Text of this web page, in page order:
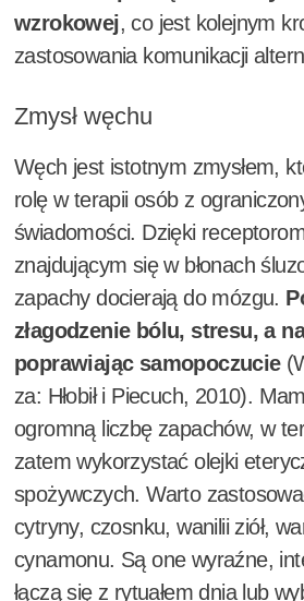
wzrokowej, co jest kolejnym
zastosowania komunikacji
Zmysł węchu
Węch jest istotnym zmysłem,
rolę w terapii osób z
świadomości. Dzięki
znajdującym się w błonach
zapachy docierają do mózgu.
złagodzenie bólu, stresu, a
poprawiając samopoczucie
za: Hłobił i Piecuch, 2010).
ogromną liczbę zapachów, w
zatem wykorzystać olejki
spożywczych. Warto
cytryny, czosnku, wanilii ziół,
cynamonu. Są one wyraźne,
łączą się z rytuałem dnia lub